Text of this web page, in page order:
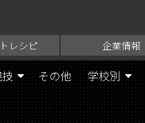
レシピ 企業情報
その他 学校別